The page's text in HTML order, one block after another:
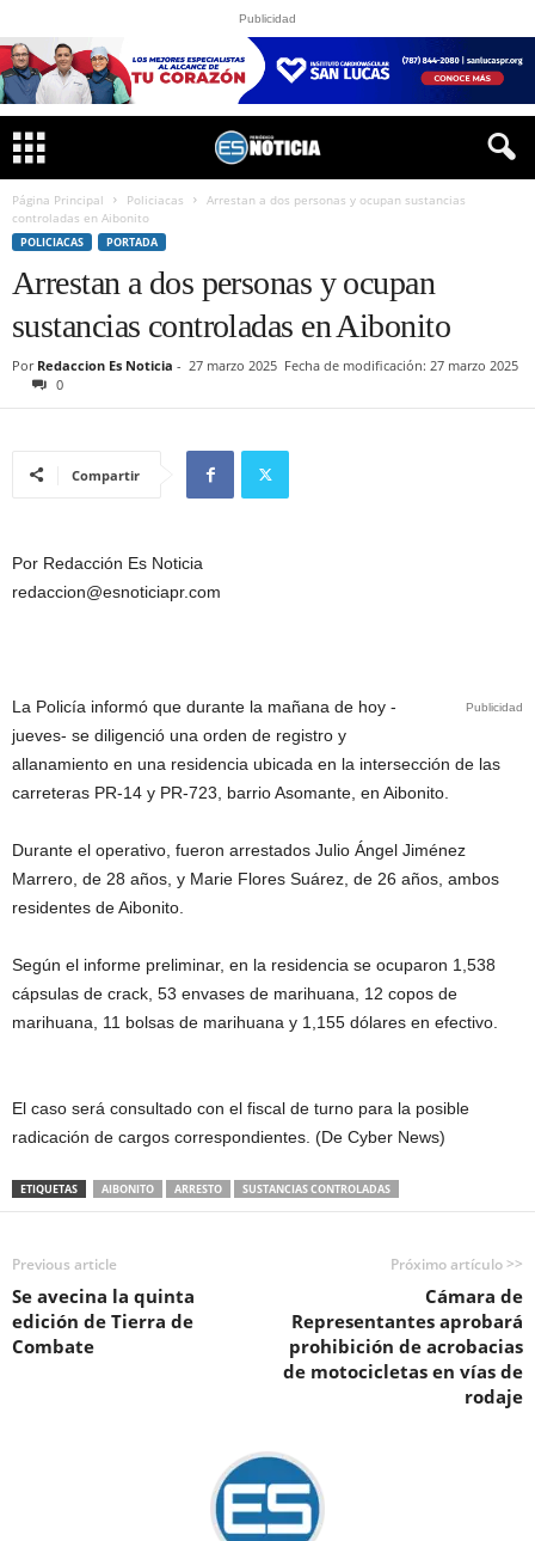
Publicidad
Página Principal Policiacas
Arrestan a dos personas y ocupan sustancias
controladas en Aibonito
POLICIACAS PORTADA
Arrestan a dos personas y ocupan
sustancias controladas en Aibonito
Por Redaccion Es Noticia - 27 marzo 2025 Fecha de modificación: 27 marzo 2025
0
Compartir
Por Redacción Es Noticia
redaccion@esnoticiapr.com
Publicidad
La Policía informó que durante la mañana de hoy -
jueves- se diligenció una orden de registro y
allanamiento en una residencia ubicada en la intersección de las
carreteras PR-14 y PR-723, barrio Asomante, en Aibonito.
Durante el operativo, fueron arrestados Julio Ángel Jiménez
Marrero, de 28 años, y Marie Flores Suárez, de 26 años, ambos
residentes de Aibonito.
Según el informe preliminar, en la residencia se ocuparon 1,538
cápsulas de crack, 53 envases de marihuana, 12 copos de
marihuana, 11 bolsas de marihuana y 1,155 dólares en efectivo.
El caso será consultado con el fiscal de turno para la posible
radicación de cargos correspondientes. (De Cyber News)
ETIQUETAS AIBONITO ARRESTO SUSTANCIAS CONTROLADAS
Previous article
Se avecina la quinta
edición de Tierra de
Combate
Próximo artículo >>
Cámara de
Representantes aprobará
prohibición de acrobacias
de motocicletas en vías de
rodaje